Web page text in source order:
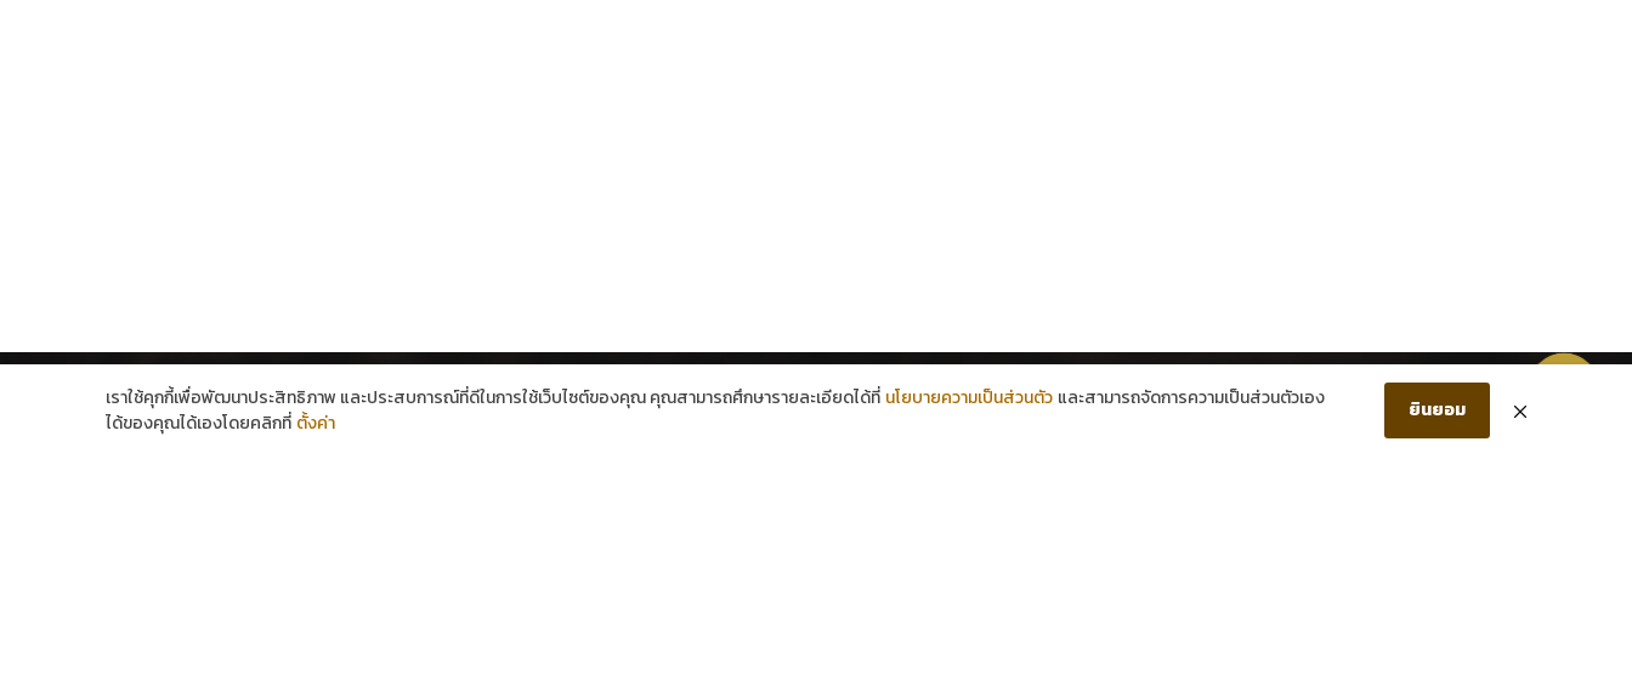
เราใช้คุกกี้เพื่อพัฒนาประสิทธิภาพ และประสบการณ์ที่ดีในการใช้เว็บไซต์ของคุณ คุณสามารถศึกษารายละเอียดได้ที่ นโยบายความเป็นส่วนตัว และสามารถจัดการความเป็นส่วนตัวเอง
ได้ของคุณได้เองโดยคลิกที่ ตั้งค่า
ยินยอม
สมัครสมาชิกใหม่ รับส่วนลด 150 บาท!